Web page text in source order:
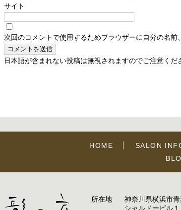
サイト
次回のコメントで使用するためブラウザーに自分の名前
日本語が含まれない投稿は無視されますのでご注意くだ
HOME SALON
所在地
神奈川県横浜市
シャルドービル１